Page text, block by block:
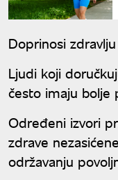
Doprinosi zdravlju
Ljudi koji
često imaju bolje
Određeni izvori
zdrave
održavanju